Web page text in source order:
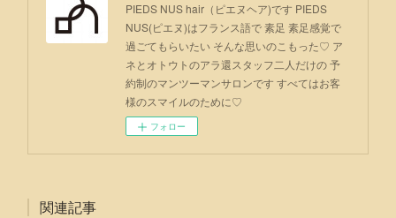
PIEDS NUS hair（ピエヌヘア)です PIEDS
NUS(ピエヌ)はフランス語で 素足 素足感覚で
過ごてもらいたい そんな思いのこもった♡ ア
ネとオトウトのアラ還スタッフ二人だけの 予
約制のマンツーマンサロンです すべてはお客
様のスマイルのために♡
フォロー
関連記事